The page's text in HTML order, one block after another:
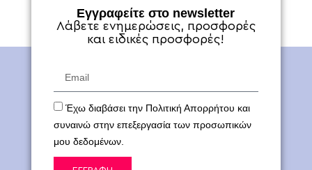
Εγγραφείτε στο newsletter
Λάβετε ενημερώσεις, προσφορές
και ειδικές προσφορές!
Έχω διαβάσει την Πολιτική Απορρήτου και
συναινώ στην επεξεργασία των προσωπικών
μου δεδομένων.